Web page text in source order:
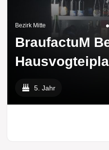
Bezirk Mitte
BraufactuM
5. Jahr